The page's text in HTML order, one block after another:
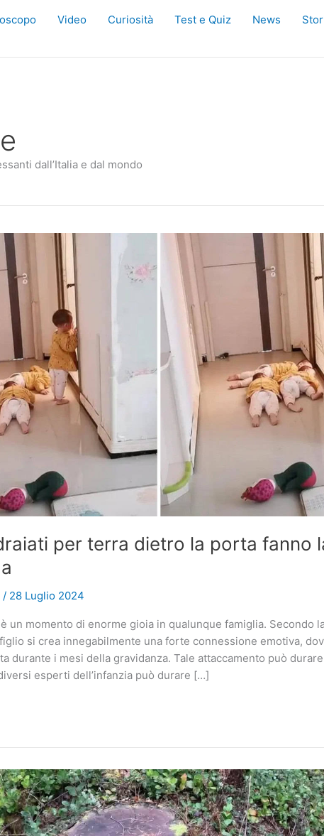
Video Curiosità Test e Quiz News
dall’Italia e dal mondo
per terra dietro la porta fanno
/ 28 Luglio 2024
è un momento di enorme gioia in qualunque famiglia. Secondo
si crea innegabilmente una forte connessione emotiva,
durante i mesi della gravidanza. Tale attaccamento può
esperti dell’infanzia può durare […]